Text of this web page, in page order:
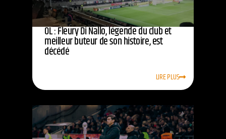
OL : Fleury Di Nallo, légende du club et
meilleur buteur de son histoire, est
décédé
LIRE PLUS